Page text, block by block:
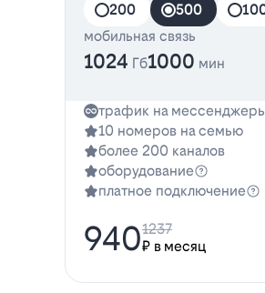
200
500
мобильная связь
1024 Гб1000 мин
трафик на
10 номеров на семью
более 200 каналов
оборудование
платное подключение
940₽ в месяц
1237